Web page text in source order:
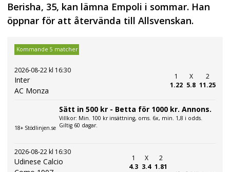
Berisha, 35, kan lämna Empoli i sommar. Han
öppnar för att återvända till Allsvenskan.
Kommande 5 matcher
2026-08-22 kl 16:30
Inter
AC Monza
1
1.22
X
5.8
2
11.25
18+ Stödlinjen.se
Sätt in 500 kr - Betta för 1000 kr. Annons.
Villkor: Min. 100 kr insättning, oms. 6x, min. 1,8 i odds.
Giltig 60 dagar.
2026-08-22 kl 16:30
Udinese Calcio
1
4.3
X
3.4
2
1.81